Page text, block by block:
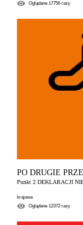
Oglądane17756 razy
PO DRUGIE
Punkt 2 DEKLARACJI
krajowe
Oglądane12372 razy